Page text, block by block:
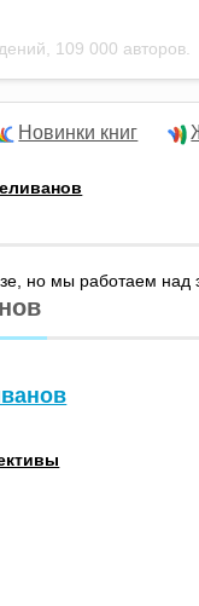
109 000 авторов.
Новинки книг
но мы работаем над